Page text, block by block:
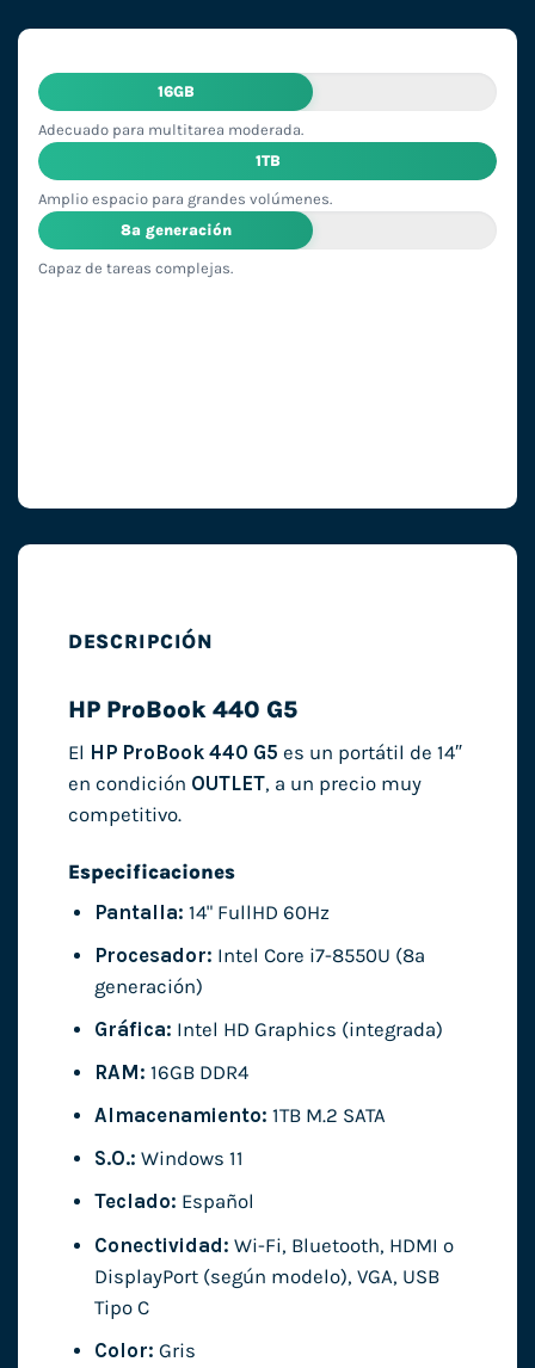
16GB
Adecuado para multitarea moderada.
1TB
Amplio espacio para grandes volúmenes.
8ª generación
Capaz de tareas complejas.
DESCRIPCIÓN
HP ProBook 440 G5
El HP ProBook 440 G5 es un portátil de 14″
en condición OUTLET, a un precio muy
competitivo.
Especificaciones
Pantalla: 14" FullHD 60Hz
Procesador: Intel Core i7-8550U (8ª
generación)
Gráfica: Intel HD Graphics (integrada)
RAM: 16GB DDR4
Almacenamiento: 1TB M.2 SATA
S.O.: Windows 11
Teclado: Español
Conectividad: Wi-Fi, Bluetooth, HDMI o
DisplayPort (según modelo), VGA, USB
Tipo C
Color: Gris